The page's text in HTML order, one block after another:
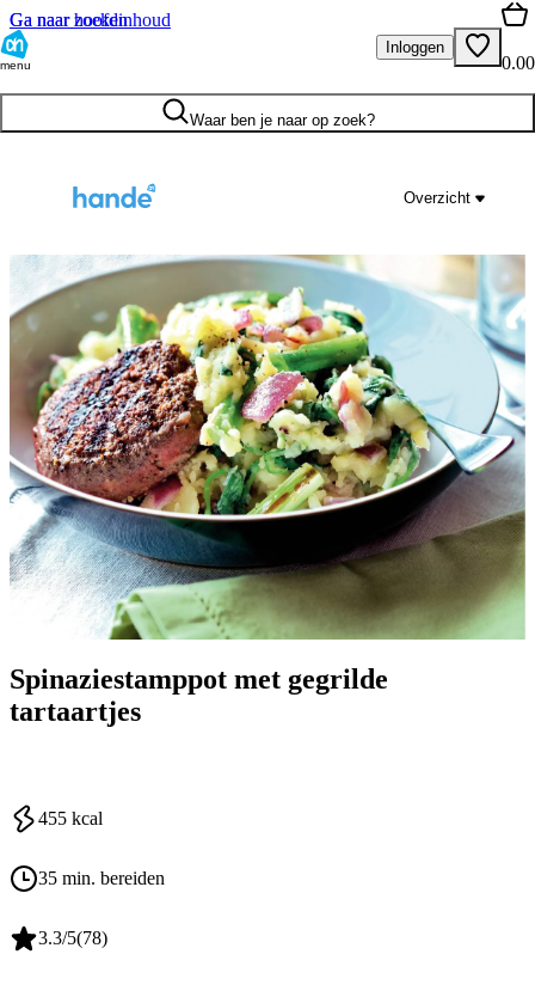
Ga naar hoofdinhoud
Ga naar zoeken
menu
Inloggen
0.00
Waar ben je naar op zoek?
Overzicht
Spinaziestamppot met gegrilde
tartaartjes
455 kcal
35 min. bereiden
3.3/5(78)